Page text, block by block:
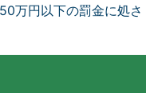
万円以下の罰金に処さ